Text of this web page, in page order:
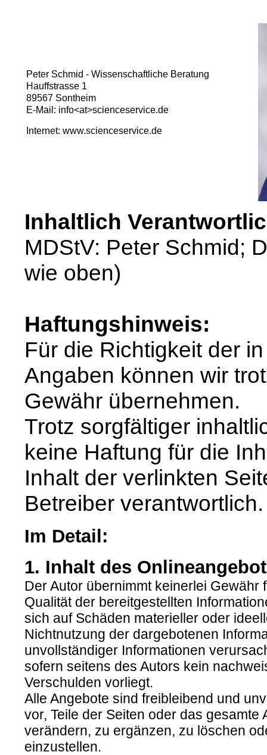
Peter Schmid - Wissenschaftliche Beratung
Hauffstrasse 1
89567 Sontheim
E-Mail: info<at>scienceservice.de
Internet: www.scienceservice.de
Inhaltlich
MDStV: Peter Schmid;
wie oben)
Haftungshinweis:
Für die Richtigkeit der
Angaben können wir
Gewähr übernehmen.
Trotz sorgfältiger
keine Haftung für die
Inhalt der verlinkten
Betreiber verantwortlich.
Im Detail:
1. Inhalt des
Der Autor übernimmt keinerlei Gewähr
Qualität der bereitgestellten
sich auf Schäden materieller oder
Nichtnutzung der dargebotenen
unvollständiger Informationen
sofern seitens des Autors kein
Verschulden vorliegt.
Alle Angebote sind freibleibend und
vor, Teile der Seiten oder das
verändern, zu ergänzen, zu löschen
einzustellen.